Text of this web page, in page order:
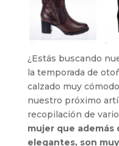
¿Estás buscando
la temporada de
calzado muy
nuestro próximo
recopilación de
mujer que además
elegantes, son